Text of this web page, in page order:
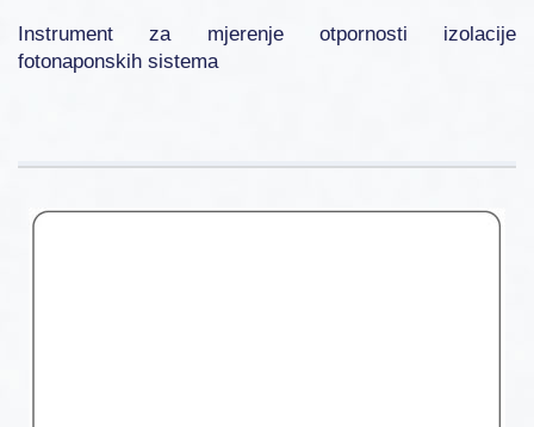
Instrument za mjerenje otpornosti izolacije
fotonaponskih sistema